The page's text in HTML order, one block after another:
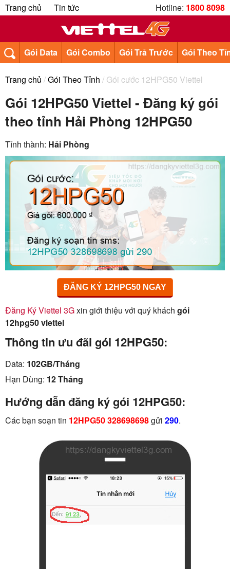
Trang chủ Tin tức Hotline: 1800 8098
Gói Data Gói Combo Gói Trả Trước Gói Theo
Trang chủ /Gói Theo Tỉnh / Gói cước 12HPG50 Viettel
Gói 12HPG50 Viettel - Đăng ký gói
theo tỉnh Hải Phòng 12HPG50
Tỉnh thành: Hải Phòng
ĐĂNG KÝ 12HPG50 NGAY
Đăng Ký Viettel 3Gxin giới thiệu với quý khách gói
12hpg50 viettel
Thông tin ưu đãi gói 12HPG50:
Data: 102GB/Tháng
Hạn Dùng: 12 Tháng
Hướng dẫn đăng ký gói 12HPG50:
Các bạn soạn tin 12HPG50 328698698gửi 290.